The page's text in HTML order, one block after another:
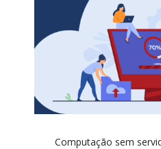
Computação sem